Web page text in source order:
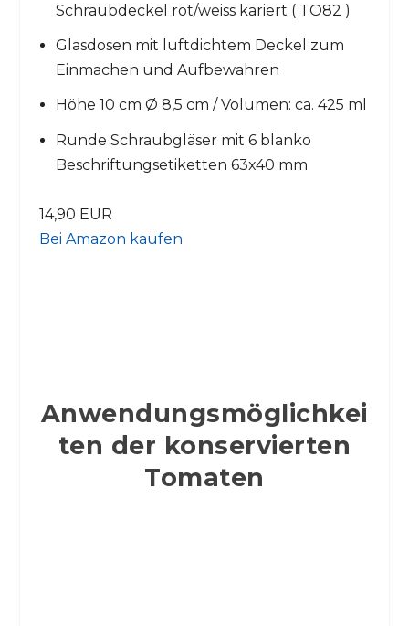
Schraubdeckel rot/weiss kariert ( TO82 )
Glasdosen mit luftdichtem Deckel zum
Einmachen und Aufbewahren
Höhe 10 cm Ø 8,5 cm / Volumen: ca. 425 ml
Runde Schraubgläser mit 6 blanko
Beschriftungsetiketten 63x40 mm
14,90 EUR
Bei Amazon kaufen
Anwendungsmöglichkei
ten der konservierten
Tomaten